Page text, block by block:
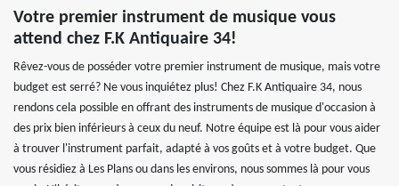
Votre premier instrument de musique vous
attend chez F.K Antiquaire 34!
Rêvez-vous de posséder votre premier instrument de musique, mais votre
budget est serré? Ne vous inquiétez plus! Chez F.K Antiquaire 34, nous
rendons cela possible en offrant des instruments de musique d'occasion à
des prix bien inférieurs à ceux du neuf. Notre équipe est là pour vous aider
à trouver l'instrument parfait, adapté à vos goûts et à votre budget. Que
vous résidiez à Les Plans ou dans les environs, nous sommes là pour vous